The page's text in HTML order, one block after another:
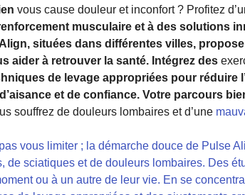
vous cause douleur et inconfort ? Profitez
musculaire et à des solutions
situées dans différentes villes,
aider à retrouver la santé. Intégrez des
de levage appropriées pour réduire
et de confiance. Votre parcours
souffrez de douleurs lombaires et d’une
vous limiter ; la démarche douce de Pulse
de sciatiques et de douleurs lombaires. Des
ou à un autre de leur vie. En se